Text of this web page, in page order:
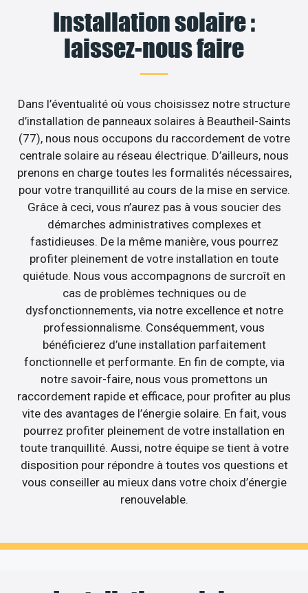
Installation solaire :
laissez-nous faire
Dans l’éventualité où vous choisissez notre structure
d’installation de panneaux solaires à Beautheil-Saints
(77), nous nous occupons du raccordement de votre
centrale solaire au réseau électrique. D’ailleurs, nous
prenons en charge toutes les formalités nécessaires,
pour votre tranquillité au cours de la mise en service.
Grâce à ceci, vous n’aurez pas à vous soucier des
démarches administratives complexes et
fastidieuses. De la même manière, vous pourrez
profiter pleinement de votre installation en toute
quiétude. Nous vous accompagnons de surcroît en
cas de problèmes techniques ou de
dysfonctionnements, via notre excellence et notre
professionnalisme. Conséquemment, vous
bénéficierez d’une installation parfaitement
fonctionnelle et performante. En fin de compte, via
notre savoir-faire, nous vous promettons un
raccordement rapide et efficace, pour profiter au plus
vite des avantages de l’énergie solaire. En fait, vous
pourrez profiter pleinement de votre installation en
toute tranquillité. Aussi, notre équipe se tient à votre
disposition pour répondre à toutes vos questions et
vous conseiller au mieux dans votre choix d’énergie
renouvelable.